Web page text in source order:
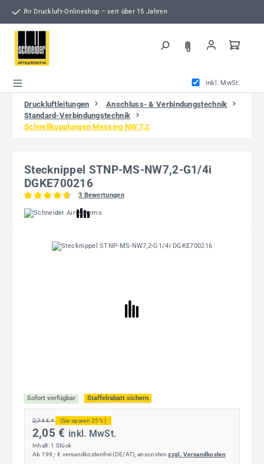
Zum Hauptinhalt springen
Ihr Druckluft-Onlineshop – seit über 15 Jahren
inkl. MwSt.
Druckluftleitungen
Anschluss- & Verbindungstechnik
Standard-Verbindungstechnik
Schnellkupplungen Messing NW 7,2
Stecknippel STNP-MS-NW7,2-G1/4i
DGKE700216
Durchschnittliche Bewertung von 4.67 von 5 Sternen
3 Bewertungen
Bildergalerie überspringen
Sofort verfügbar Staffelrabatt sichern
2,74 € * (Sie sparen 25% )
2,05 € inkl. MwSt.
Inhalt: 1 Stück
Ab 199,- € versandkostenfrei (DE/AT), ansonstenzzgl. Versandkosten